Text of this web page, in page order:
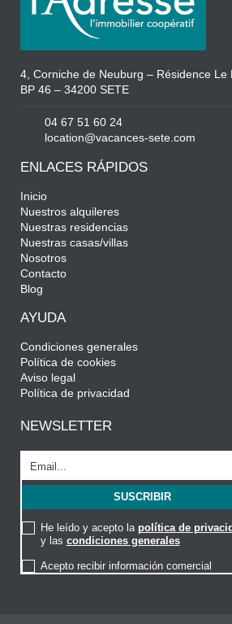
4, Corniche de Neuburg – Résidence Le
BP 46 – 34200 SETE
04 67 51 60 24
location@vacances-sete.com
ENLACES RÁPIDOS
Inicio
Nuestros alquileres
Nuestras residencias
Nuestras casas/villas
Nosotros
Contacto
Blog
AYUDA
Condiciones generales
Política de cookies
Aviso legal
Política de privacidad
NEWSLETTER
He leído y acepto la política de
y las condiciones generales
Acepto recibir información comercial